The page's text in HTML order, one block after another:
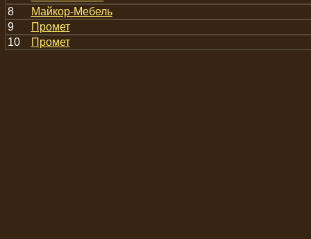
8
Майкор-Мебель
9
Промет
10
Промет